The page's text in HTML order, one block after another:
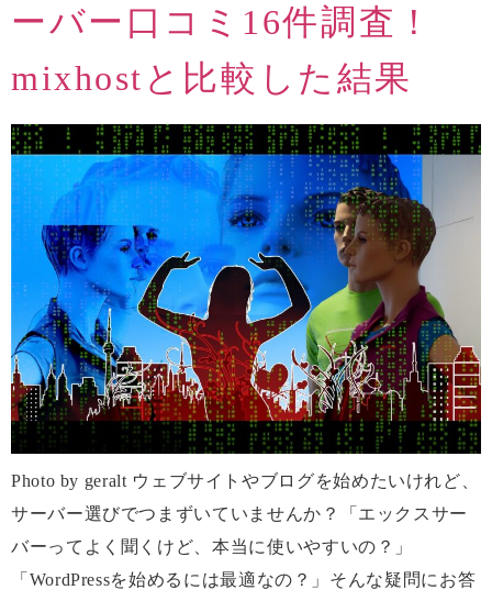
ーバー口コミ16件調査！
mixhostと比較した結果
Photo by geralt ウェブサイトやブログを始めたいけれど、
サーバー選びでつまずいていませんか？「エックスサー
バーってよく聞くけど、本当に使いやすいの？」
「WordPressを始めるには最適なの？」そんな疑問にお答